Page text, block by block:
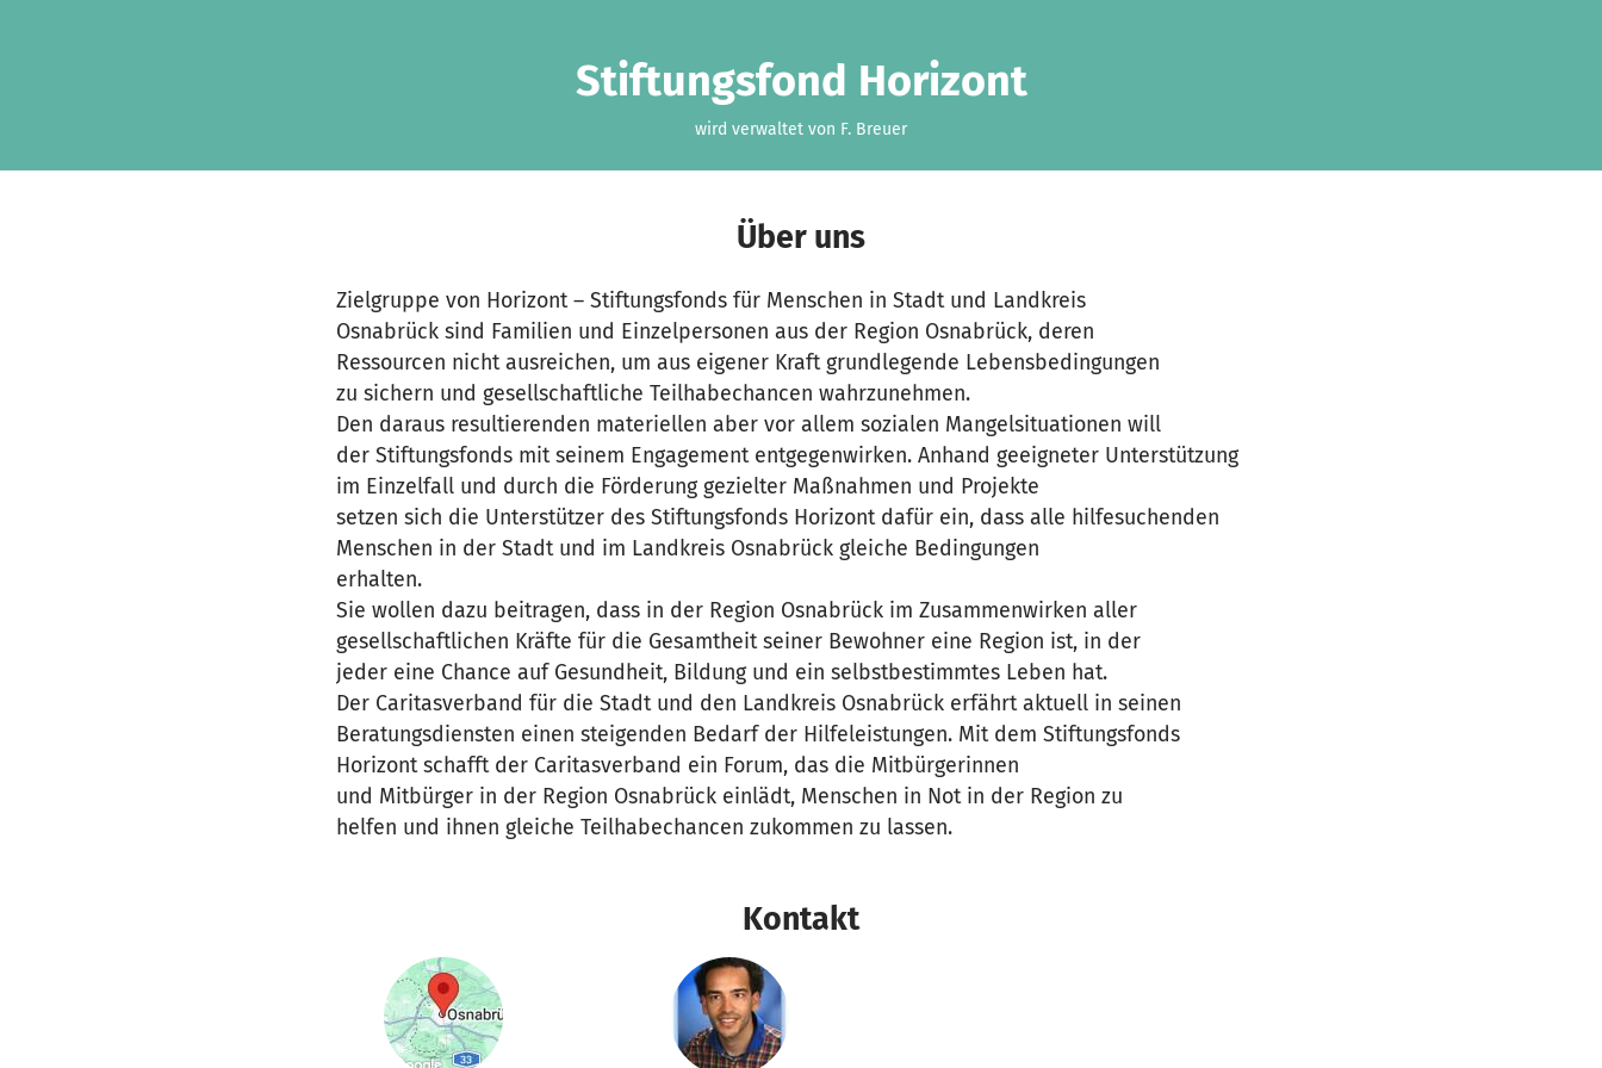
Stiftungsfond Horizont
wird verwaltet von F. Breuer
Über uns
Zielgruppe von Horizont – Stiftungsfonds für Menschen in Stadt und Landkreis
Osnabrück sind Familien und Einzelpersonen aus der Region Osnabrück, deren
Ressourcen nicht ausreichen, um aus eigener Kraft grundlegende Lebensbedingungen
zu sichern und gesellschaftliche Teilhabechancen wahrzunehmen.
Den daraus resultierenden materiellen aber vor allem sozialen Mangelsituationen will
der Stiftungsfonds mit seinem Engagement entgegenwirken. Anhand geeigneter Unterstützung
im Einzelfall und durch die Förderung gezielter Maßnahmen und Projekte
setzen sich die Unterstützer des Stiftungsfonds Horizont dafür ein, dass alle hilfesuchenden
Menschen in der Stadt und im Landkreis Osnabrück gleiche Bedingungen
erhalten.
Sie wollen dazu beitragen, dass in der Region Osnabrück im Zusammenwirken aller
gesellschaftlichen Kräfte für die Gesamtheit seiner Bewohner eine Region ist, in der
jeder eine Chance auf Gesundheit, Bildung und ein selbstbestimmtes Leben hat.
Der Caritasverband für die Stadt und den Landkreis Osnabrück erfährt aktuell in seinen
Beratungsdiensten einen steigenden Bedarf der Hilfeleistungen. Mit dem Stiftungsfonds
Horizont schafft der Caritasverband ein Forum, das die Mitbürgerinnen
und Mitbürger in der Region Osnabrück einlädt, Menschen in Not in der Region zu
helfen und ihnen gleiche Teilhabechancen zukommen zu lassen.
Kontakt